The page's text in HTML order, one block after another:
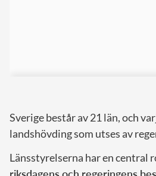
Sverige består av 21 län, och
landshövding som utses av
Länsstyrelserna har en central